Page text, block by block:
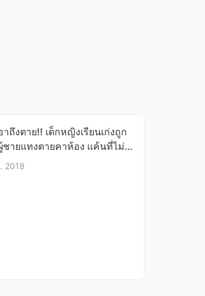
าถึงตาย!! เด็กหญิงเรียนเก่งถูก
ชายแทงตายคาห้อง แค้นที่ไม่
การบ้านให้!!
2018